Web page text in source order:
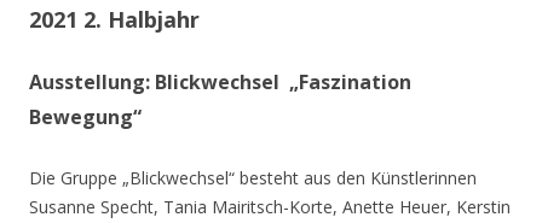
2021 2. Halbjahr
Ausstellung: Blickwechsel „Faszination
Bewegung“
Die Gruppe „Blickwechsel“ besteht aus den Künstlerinnen
Susanne Specht, Tania Mairitsch-Korte, Anette Heuer, Kerstin